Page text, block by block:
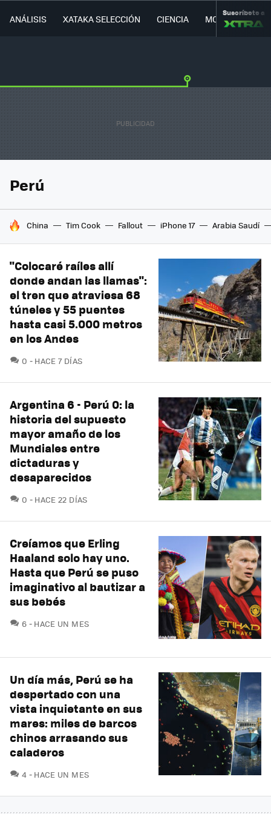
ANÁLISIS XATAKA SELECCIÓN CIENCIA MOVILIDAD
Suscríbete a
Perú
HOY SE HABLA DE
China Tim Cook Fallout iPhone 17 Arabia Saudí
"Colocaré raíles allí
donde andan las llamas":
el tren que atraviesa 68
túneles y 55 puentes
hasta casi 5.000 metros
en los Andes
0 COMENTARIOS
HACE 7 DÍAS
Argentina 6 - Perú 0: la
historia del supuesto
mayor amaño de los
Mundiales entre
dictaduras y
desaparecidos
0 COMENTARIOS
HACE 22 DÍAS
Creíamos que Erling
Haaland solo hay uno.
Hasta que Perú se puso
imaginativo al bautizar a
sus bebés
6 COMENTARIOS
HACE UN MES
Un día más, Perú se ha
despertado con una
vista inquietante en sus
mares: miles de barcos
chinos arrasando sus
caladeros
4 COMENTARIOS
HACE UN MES